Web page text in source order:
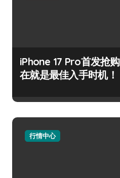
iPhone 17 Pro首发抢
在就是最佳入手时机！
行情中心